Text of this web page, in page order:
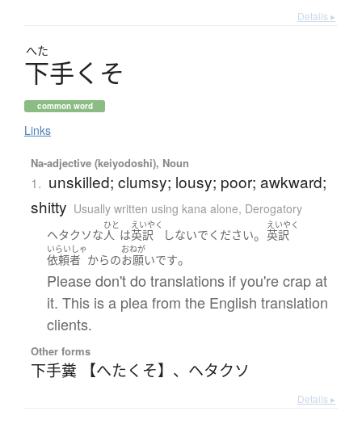
Details ▸
へた
下手く そ
common word
Links
Na-adjective (keiyodoshi), Noun
1. unskilled; clumsy; lousy; poor; awkward;
shitty Usually written using kana alone, Derogatory
ヘタクソな
ひと
人 は
えいやく
英訳 しないで ください。
えいやく
英訳
いらいしゃ
依頼者 からの
おねが
お願いです。
Please don't do translations if you're crap at
it. This is a plea from the English translation
clients.
Other forms
下手糞 【へたくそ】 、 ヘタクソ
Details ▸